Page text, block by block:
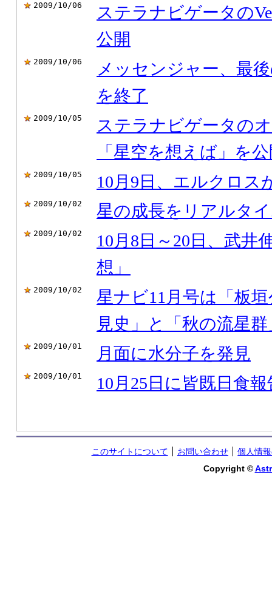
2009/10/06
ステラナビゲータの
公開
2009/10/06
メッセンジャー、最
を終了
2009/10/05
ステラナビゲータの
「星空を想えば」を
2009/10/05 10月9日、エルクロス
2009/10/02 星の成長をリアルタ
2009/10/02
10月8日～20日、武井
想」
2009/10/02
星ナビ11月号は「板
見史」と「秋の流星群
2009/10/01 月面に水分子を発見
2009/10/01 10月25日に皆既日食
このサイトについて お問い合わせ
個人情
Copyright ©